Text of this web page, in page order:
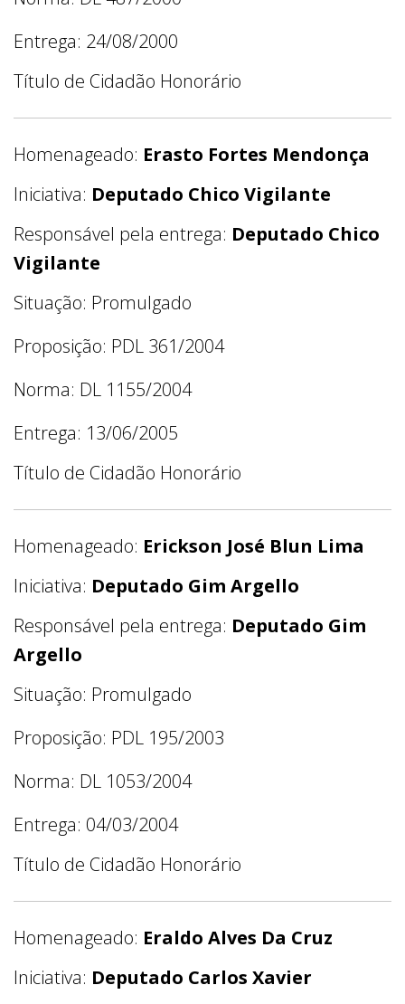
Entrega: 24/08/2000
Título de Cidadão Honorário
Homenageado: Erasto Fortes Mendonça
Iniciativa: Deputado Chico Vigilante
Responsável pela entrega: Deputado Chico
Vigilante
Situação: Promulgado
Proposição: PDL 361/2004
Norma: DL 1155/2004
Entrega: 13/06/2005
Título de Cidadão Honorário
Homenageado: Erickson José Blun Lima
Iniciativa: Deputado Gim Argello
Responsável pela entrega: Deputado Gim
Argello
Situação: Promulgado
Proposição: PDL 195/2003
Norma: DL 1053/2004
Entrega: 04/03/2004
Título de Cidadão Honorário
Homenageado: Eraldo Alves Da Cruz
Iniciativa: Deputado Carlos Xavier